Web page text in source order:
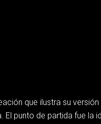
que ilustra su
El punto de partida fue la